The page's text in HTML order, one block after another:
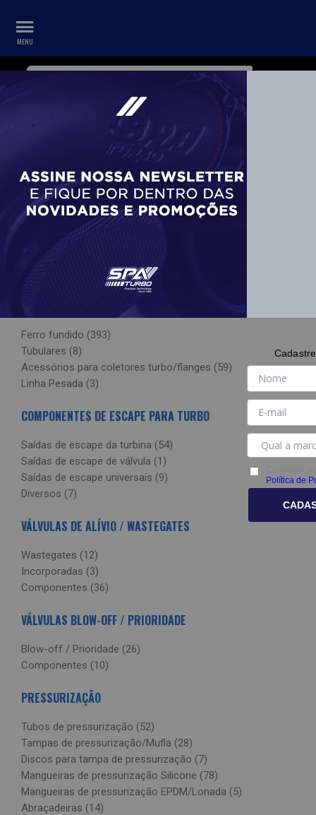
+55 11 99687-3840
KITS TURBO
Kits completos / Parciais (121)
Niples, conexões e adaptadores (55)
Prisioneiros e parafusos para kit turbo (4)
Kit Booster e componentes (3)
COLETORES DE ESCAPE TURBO
Ferro fundido (393)
Tubulares (8)
Acessórios para coletores turbo/flanges (59)
Linha Pesada (3)
COMPONENTES DE ESCAPE PARA TURBO
Saídas de escape da turbina (54)
Saídas de escape de válvula (1)
Saídas de escape universais (9)
Diversos (7)
VÁLVULAS DE ALÍVIO / WASTEGATES
Wastegates (12)
Incorporadas (3)
Componentes (36)
VÁLVULAS BLOW-OFF / PRIORIDADE
Blow-off / Prioridade (26)
Componentes (10)
PRESSURIZAÇÃO
Tubos de pressurização (52)
Tampas de pressurização/Mufla (28)
Discos para tampa de pressurização (7)
Mangueiras de pressurização Silicone (78)
Mangueiras de pressurização EPDM/Lonada (5)
Abraçadeiras (14)
Política de